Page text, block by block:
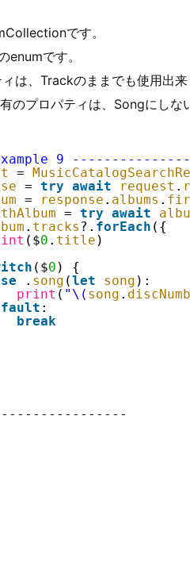
です。
です。
は、Trackのままでも使用出来
プロパティは、Songにしな
9
=
= try await request .
= response . albums .
= try await
. tracks ?. forEach ({
($0 . title )
($0 ) {
. song (let song ):
print ( "\( song .
:
break